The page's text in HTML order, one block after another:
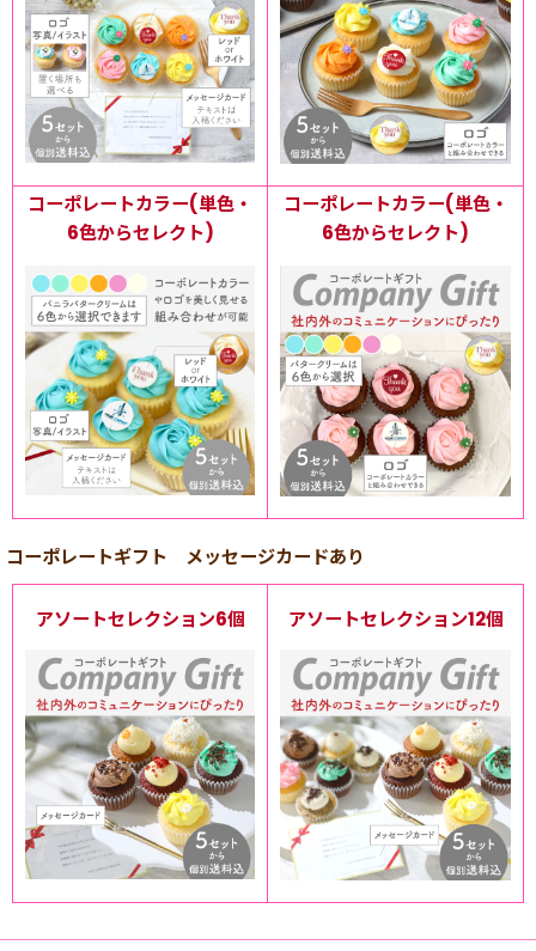
コーポレートカラー(単色・
6色からセレクト)
コーポレートカラー(単色・
6色からセレクト)
コーポレートギフト メッセージカードあり
アソートセレクション6個 アソートセレクション12個